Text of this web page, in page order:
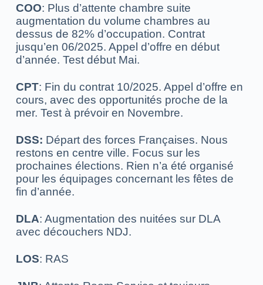
COO: Plus d’attente chambre suite
augmentation du volume chambres au
dessus de 82% d’occupation. Contrat
jusqu’en 06/2025. Appel d’offre en début
d’année. Test début Mai.
CPT: Fin du contrat 10/2025. Appel d’offre en
cours, avec des opportunités proche de la
mer. Test à prévoir en Novembre.
DSS: Départ des forces Françaises. Nous
restons en centre ville. Focus sur les
prochaines élections. Rien n’a été organisé
pour les équipages concernant les fêtes de
fin d’année.
DLA: Augmentation des nuitées sur DLA
avec découchers NDJ.
LOS: RAS